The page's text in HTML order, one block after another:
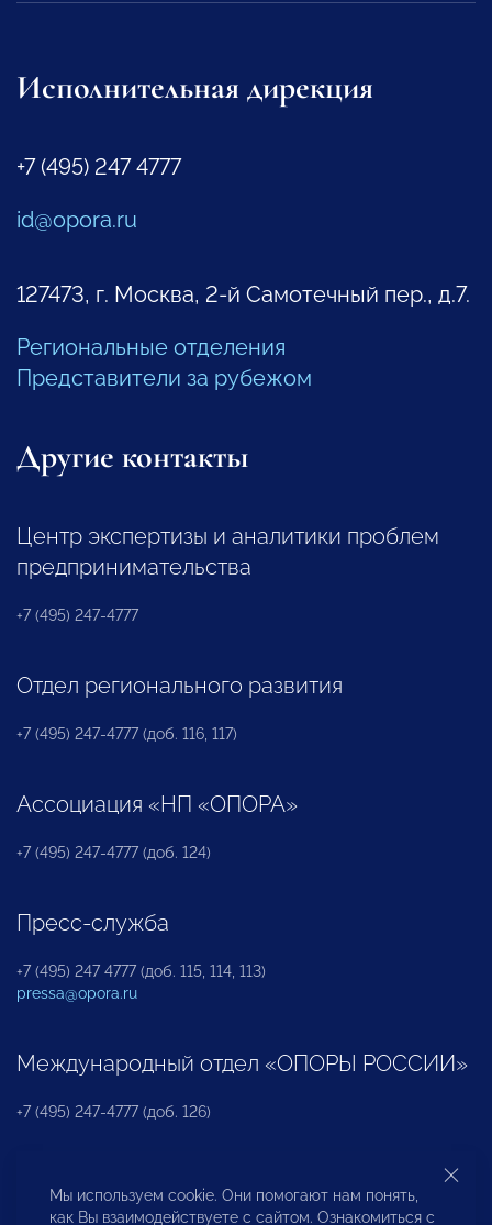
Исполнительная дирекция
+7 (495) 247 4777
id@opora.ru
127473, г. Москва, 2-й Самотечный пер., д.7.
Региональные отделения
Представители за рубежом
Другие контакты
Центр экспертизы и аналитики проблем
предпринимательства
+7 (495) 247-4777
Отдел регионального развития
+7 (495) 247-4777 (доб. 116, 117)
Ассоциация «НП «ОПОРА»
+7 (495) 247-4777 (доб. 124)
Пресс-служба
+7 (495) 247 4777 (доб. 115, 114, 113)
pressa@opora.ru
Международный отдел «ОПОРЫ РОССИИ»
+7 (495) 247-4777 (доб. 126)
Бюро по защите прав предпринимателей и
инвесторов
Мы используем cookie. Они помогают нам понять,
как Вы взаимодействуете с сайтом. Ознакомиться с